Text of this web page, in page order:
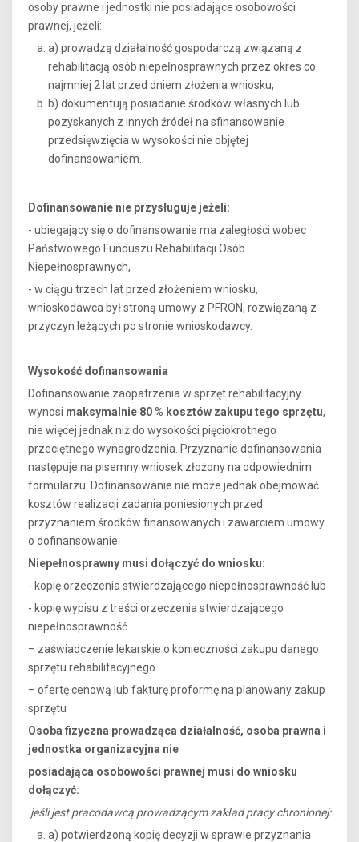
osoby prawne i jednostki nie posiadające osobowości
prawnej, jeżeli:
a) prowadzą działalność gospodarczą związaną z
rehabilitacją osób niepełnosprawnych przez okres co
najmniej 2 lat przed dniem złożenia wniosku,
b) dokumentują posiadanie środków własnych lub
pozyskanych z innych źródeł na sfinansowanie
przedsięwzięcia w wysokości nie objętej
dofinansowaniem.
Dofinansowanie nie przysługuje jeżeli:
- ubiegający się o dofinansowanie ma zaległości wobec
Państwowego Funduszu Rehabilitacji Osób
Niepełnosprawnych,
- w ciągu trzech lat przed złożeniem wniosku,
wnioskodawca był stroną umowy z PFRON, rozwiązaną z
przyczyn leżących po stronie wnioskodawcy.
Wysokość dofinansowania
Dofinansowanie zaopatrzenia w sprzęt rehabilitacyjny
wynosi maksymalnie 80 % kosztów zakupu tego sprzętu,
nie więcej jednak niż do wysokości pięciokrotnego
przeciętnego wynagrodzenia. Przyznanie dofinansowania
następuje na pisemny wniosek złożony na odpowiednim
formularzu. Dofinansowanie nie może jednak obejmować
kosztów realizacji zadania poniesionych przed
przyznaniem środków finansowanych i zawarciem umowy
o dofinansowanie.
Niepełnosprawny musi dołączyć do wniosku:
- kopię orzeczenia stwierdzającego niepełnosprawność lub
- kopię wypisu z treści orzeczenia stwierdzającego
niepełnosprawność
– zaświadczenie lekarskie o konieczności zakupu danego
sprzętu rehabilitacyjnego
– ofertę cenową lub fakturę proformę na planowany zakup
sprzętu
Osoba fizyczna prowadząca działalność, osoba prawna i
jednostka organizacyjna nie
posiadająca osobowości prawnej musi do wniosku
dołączyć:
jeśli jest pracodawcą prowadzącym zakład pracy chronionej:
a) potwierdzoną kopię decyzji w sprawie przyznania